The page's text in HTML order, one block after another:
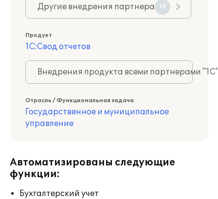
Другие внедрения партнера 13
Продукт
1С:Свод отчетов
Внедрения продукта всеми партнерами
Отрасль / Функциональная задача
Государственное и муниципальное
управление
Автоматизированы следующие
функции:
Бухгалтерский учет